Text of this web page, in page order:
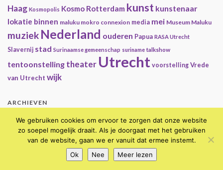
Haag Kosmopolis Kosmo Rotterdam kunst kunstenaar
lokatie binnen maluku mokro connexion media mei Museum Maluku
muziek Nederland ouderen Papua RASA Utrecht
Slavernij stad Surinaamse gemeenschap suriname talkshow
tentoonstelling theater Utrecht voorstelling Vrede
van Utrecht wijk
ARCHIEVEN
Archieven
© 2026 Kosmopolis Utrecht.
doorGraphene Themes .
We gebruiken cookies om ervoor te zorgen dat onze website
zo soepel mogelijk draait. Als je doorgaat met het gebruiken
van de website, gaan we er vanuit dat ermee instemt.
Ok
Nee Meer lezen